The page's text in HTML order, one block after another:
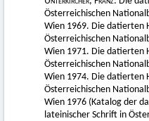
Österreichischen
Wien 1969. Die datierten
Österreichischen
Wien 1971. Die datierten
Österreichischen
Wien 1974. Die datierten
Österreichischen
Wien 1976 (Katalog der
lateinischer Schrift in